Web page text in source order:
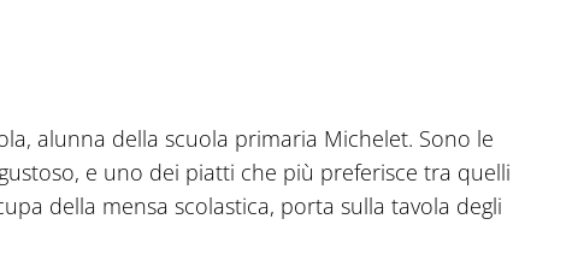
alunna della scuola primaria Michelet. Sono le
e uno dei piatti che più preferisce tra quelli
della mensa scolastica, porta sulla tavola degli